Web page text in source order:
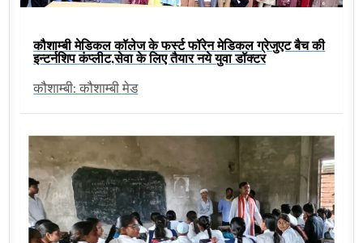
कौशाम्बी मेडिकल कॉलेज के फर्स्ट फॉरेन मेडिकल ग्रेजुएट बैच की
इन्टर्नशिप कंप्लीट,सेवा के लिए तैयार नये युवा डॉक्टर
कौशाम्बी: कौशाम्बी मेड